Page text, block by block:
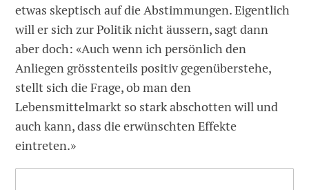
etwas skeptisch auf die Abstimmungen. Eigentlich
will er sich zur Politik nicht äussern, sagt dann
aber doch: «Auch wenn ich persönlich den
Anliegen grösstenteils positiv gegenüberstehe,
stellt sich die Frage, ob man den
Lebensmittelmarkt so stark abschotten will und
auch kann, dass die erwünschten Effekte
eintreten.»